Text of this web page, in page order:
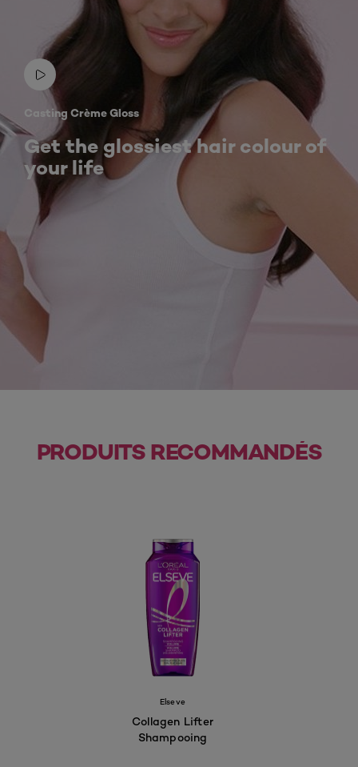
Casting Crème Gloss
Get the glossiest hair colour of
your life
PRODUITS RECOMMANDÉS
Elseve
Collagen Lifter
Shampooing